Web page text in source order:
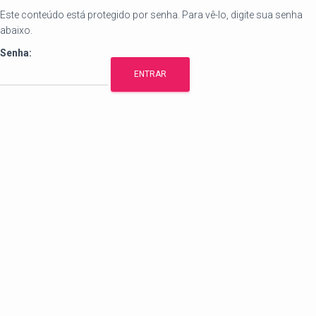
Este conteúdo está protegido por senha. Para vê-lo, digite sua senha
abaixo.
Senha: